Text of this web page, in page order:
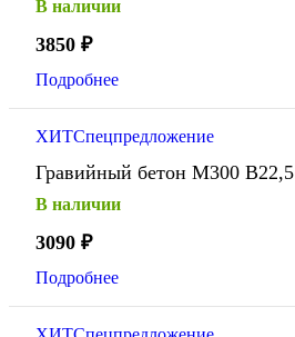
В наличии
3850 ₽
Подробнее
ХИТСпецпредложение
Гравийный бетон М300 В22,5
В наличии
3090 ₽
Подробнее